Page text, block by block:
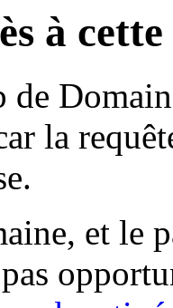
à
de
la
et le